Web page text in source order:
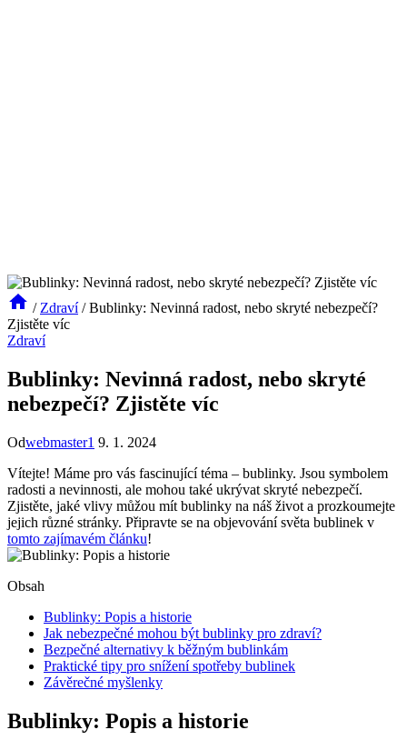
/ Zdraví / Bublinky: Nevinná radost, nebo skryté nebezpečí?
Zjistěte víc
Zdraví
Bublinky: Nevinná radost, nebo skryté
nebezpečí? Zjistěte víc
Odwebmaster1 9. 1. 2024
Vítejte! Máme pro vás fascinující téma – bublinky. Jsou symbolem
radosti a nevinnosti, ale mohou také ukrývat skryté nebezpečí.
Zjistěte, jaké vlivy můžou mít bublinky na náš život a prozkoumejte
jejich různé stránky. Připravte se na objevování světa bublinek v
tomto zajímavém článku!
Obsah
Bublinky: Popis a historie
Jak nebezpečné mohou být bublinky pro zdraví?
Bezpečné alternativy k běžným bublinkám
Praktické tipy pro snížení spotřeby bublinek
Závěrečné myšlenky
Bublinky: Popis a historie